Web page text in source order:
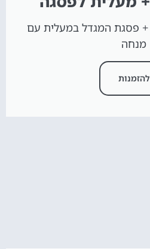
כרטיסים לקומות 1,2 + פסגת המגדל במעלית עם
מנחה
להזמנות